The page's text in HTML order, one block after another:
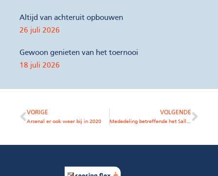
Altijd van achteruit opbouwen
26 juli 2026
Gewoon genieten van het toernooi
18 juli 2026
VORIGE
Arsenal er ook weer bij in 2020
VOLGENDE
Mededeling betreffende het SallandElectronics U13 Tournament FC Zutphen